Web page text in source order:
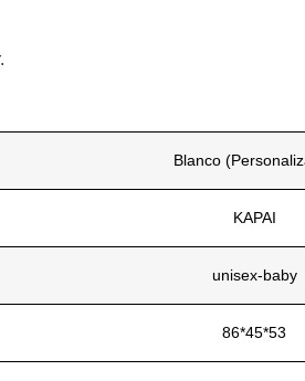
Blanco
KAPAI
unisex-baby
86*45*53